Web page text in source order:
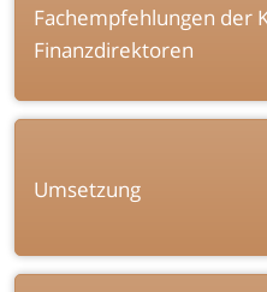
Fachempfehlungen der
Finanzdirektoren
Umsetzung